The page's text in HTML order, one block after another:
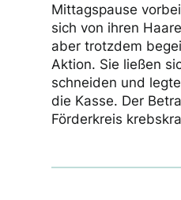
Mittagspause
sich von ihren
aber trotzdem
Aktion. Sie ließen
schneiden und
die Kasse. Der
Förderkreis